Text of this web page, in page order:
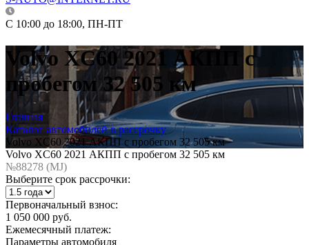
C 10:00 до 18:00, ПН-ПТ
Volvo XC60 2021 АКПП с
пробегом 32 505 км
Главная
Каталог автомобилей в рассрочку
Volvo XC60 2021 АКПП с пробегом 32 505 км
Volvo XC60 2021 АКПП с пробегом 32 505 км
№88278 (МJ)
Выберите срок рассрочки:
Первоначальный взнос:
1 050 000 руб.
Ежемесячный платеж:
Параметры автомобиля